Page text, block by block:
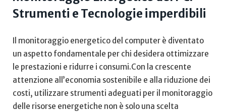
Strumenti​ e ‍Tecnologie imperdibili
Il monitoraggio energetico​ del‌ computer è diventato
un ⁢aspetto fondamentale per chi desidera ‌ottimizzare
le prestazioni ⁤e‌ ridurre ⁤i⁤ consumi.Con ​la crescente
attenzione all’economia sostenibile e ⁣alla⁣ riduzione dei
costi, utilizzare⁢ strumenti ⁤adeguati⁢ per ⁣il monitoraggio
delle risorse energetiche non‍ è‌ solo una scelta